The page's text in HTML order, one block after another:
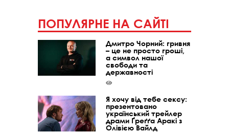
ПОПУЛЯРНЕ НА САЙТІ
Дмитро Чорний: гривня
– це не просто гроші,
а символ нашої
свободи та
державності
Я хочу від тебе сексу:
презентовано
український трейлер
драми Ґреґґа Аракі з
Олівією Вайлд